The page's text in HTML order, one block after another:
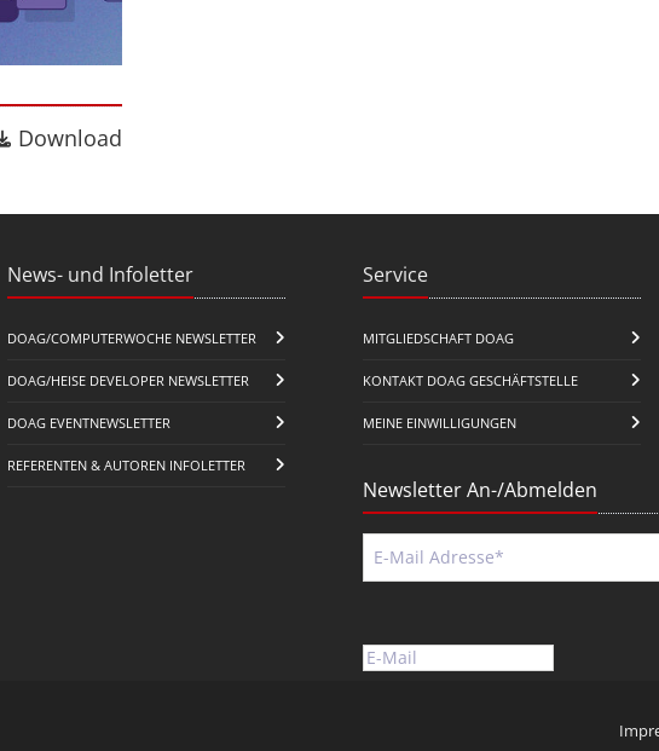
Download
Download
News- und Infoletter
DOAG/COMPUTERWOCHE NEWSLETTER
DOAG/HEISE DEVELOPER NEWSLETTER
DOAG EVENTNEWSLETTER
REFERENTEN & AUTOREN INFOLETTER
Service
MITGLIEDSCHAFT DOAG
KONTAKT DOAG GESCHÄFTSTELLE
MEINE EINWILLIGUNGEN
Newsletter An-/Abmelden